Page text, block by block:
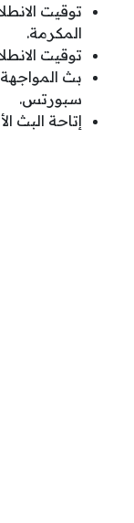
توقيت
المكرمة.
توقيت
بث
سبورتس.
إتاحة البث